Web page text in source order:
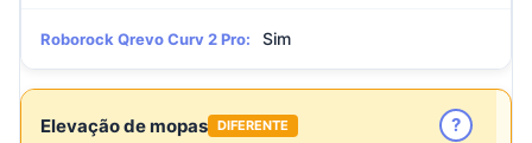
Roborock Qrevo Curv 2 Pro: Sim
Elevação de mopas DIFERENTE ?